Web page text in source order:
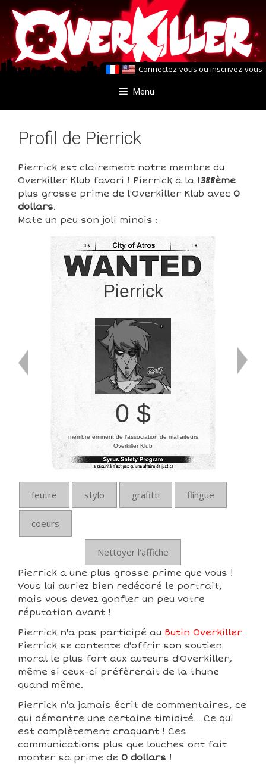
Aller
au
contenu
Aller
au
contenu
Connectez-vous ou inscrivez-vous
Menu
Profil de Pierrick
Pierrick est clairement notre membre du
Overkiller Klub favori ! Pierrick a la 1388ème
plus grosse prime de l'Overkiller Klub avec 0
dollars.
Mate un peu son joli minois :
0
Pierrick
0
0 $
membre éminent de l’association de malfaiteurs
Overkiller Klub
feutre stylo grafitti flingue
coeurs
Nettoyer l'affiche
Pierrick a une plus grosse prime que vous !
Vous lui auriez bien redécoré le portrait,
mais vous devez gonfler un peu votre
réputation avant !
Pierrick n'a pas participé au Butin Overkiller.
Pierrick se contente d'offrir son soutien
moral le plus fort aux auteurs d'Overkiller,
même si ceux-ci préfèrerait de la thune
quand même.
Pierrick n'a jamais écrit de commentaires, ce
qui démontre une certaine timidité... Ce qui
est complètement craquant ! Ces
communications plus que louches ont fait
monter sa prime de 0 dollars !